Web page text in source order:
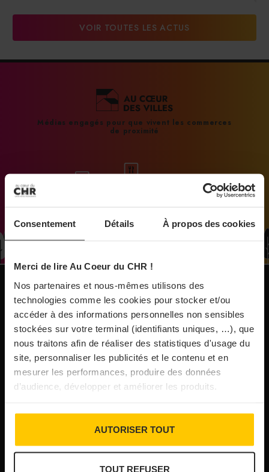
Consentement Détails À propos des cookies
Merci de lire Au Coeur du CHR !
Nos partenaires et nous-mêmes utilisons des
technologies comme les cookies pour stocker et/ou
accéder à des informations personnelles non sensibles
stockées sur votre terminal (identifiants uniques, …), que
nous traitons afin de réaliser des statistiques d'usage du
site, personnaliser les publicités et le contenu et en
mesurer les performances, produire des données
d’audience, développer et améliorer les produits.
AUTORISER TOUT
TOUT REFUSER
DalterFood Group franchit les 200 millions
31/07/2026
La Liste : La Réserve Paris de nouveau meilleur
maison de collectionneur
31/07/2026
Vins fins : la Chine affiche ses ambitions
31/07/2026
Brasserie Dupont : la bière saison, mais pas
que…
Incendies : l’aide d’urgence rehaussée à 8 000 €
pour les indépendants, l’autoroute A63 réouverte
VOIR TOUTES LES ACTUS
Médias engagés pour que vivent les commerces
de proximité
NOS PUBLICATIONS